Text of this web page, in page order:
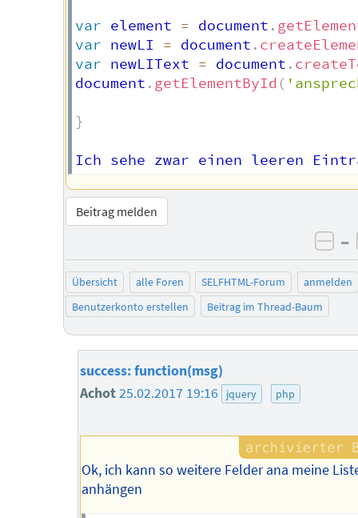
var element = document .
var newLI = document .
var newLIText = document .
document . getElementById (
}
Ich sehe zwar einen leeren
Beitrag melden
–
Übersicht alle Foren SELFHTML-Forum
anmelden
Benutzerkonto erstellen
Beitrag im Thread-Baum
success: function(msg)
Achot25.02.2017 19:16 jquery php
Ok, ich kann so weitere Felder ana meine
anhängen